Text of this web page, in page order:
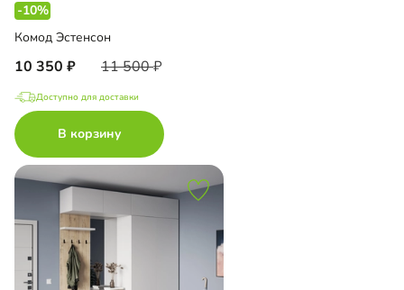
-10%
Комод Эстенсон
10 350 11 500
Доступно для доставки
В корзину